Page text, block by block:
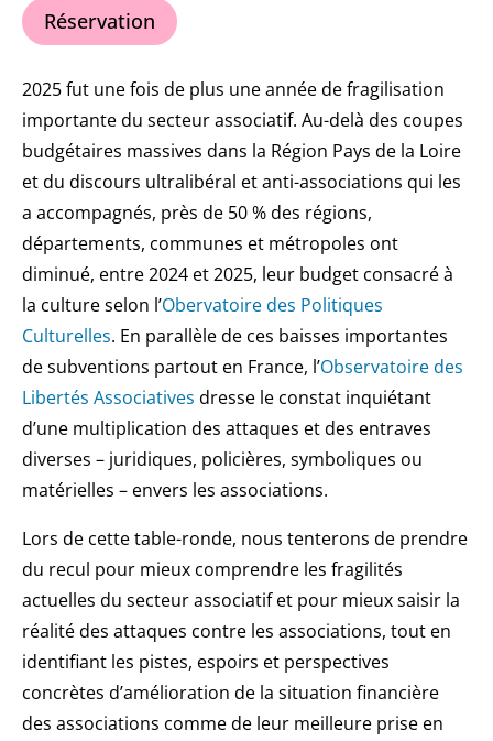
Réservation
2025 fut une fois de plus une année de fragilisation
importante du secteur associatif. Au-delà des coupes
budgétaires massives dans la Région Pays de la Loire
et du discours ultralibéral et anti-associations qui les
a accompagnés, près de 50 % des régions,
départements, communes et métropoles ont
diminué, entre 2024 et 2025, leur budget consacré à
la culture selon l’Obervatoire des Politiques
Culturelles. En parallèle de ces baisses importantes
de subventions partout en France, l’Observatoire des
Libertés Associatives dresse le constat inquiétant
d’une multiplication des attaques et des entraves
diverses – juridiques, policières, symboliques ou
matérielles – envers les associations.
Lors de cette table-ronde, nous tenterons de prendre
du recul pour mieux comprendre les fragilités
actuelles du secteur associatif et pour mieux saisir la
réalité des attaques contre les associations, tout en
identifiant les pistes, espoirs et perspectives
concrètes d’amélioration de la situation financière
des associations comme de leur meilleure prise en